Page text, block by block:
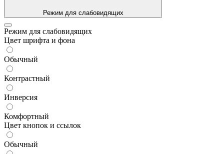
Режим для слабовидящих
Режим для слабовидящих
Цвет шрифта и фона
Обычный
Контрастный
Инверсия
Комфортный
Цвет кнопок и ссылок
Обычный